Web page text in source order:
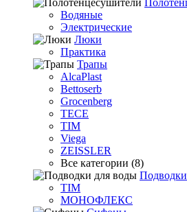
Водяные
Электрические
Люки
Практика
Трапы
AlcaPlast
Bettoserb
Grocenberg
TECE
TIM
Viega
ZEISSLER
Все категории (8)
TIM
МОНОФЛЕКС